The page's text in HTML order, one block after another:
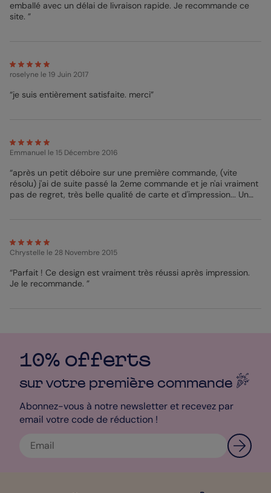
enveloppes Vert d’Eau apporteront de la douceur à votre envoi.
Pour toutes vos questions, notre Service Client se tient à votre
emballé avec un délai de livraison rapide. Je recommande ce
site. ”
roselyne le 19 Juin 2017
“je suis entièrement satisfaite. merci”
Emmanuel le 15 Décembre 2016
“après un petit déboire sur une première commande, (vite
résolu) j'ai de suite passé la 2eme commande et je n'ai vraiment
pas de regret, très belle qualité de carte et d'impression... Un
Chrystelle le 28 Novembre 2015
“Parfait ! Ce design est vraiment très réussi après impression.
Je le recommande. ”
10% offerts
sur votre première commande
Abonnez-vous à notre newsletter et recevez par
email votre code de réduction !